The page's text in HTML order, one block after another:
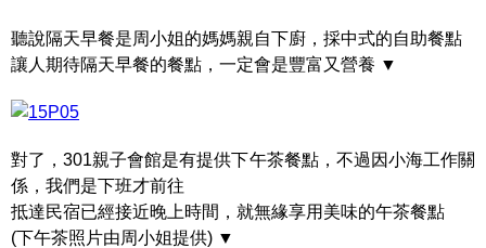
聽說隔天早餐是周小姐的媽媽親自下廚，採中式的自助餐點
讓人期待隔天早餐的餐點，一定會是豐富又營養 ▼
對了，301親子會館是有提供下午茶餐點，不過因小海工作關
係，我們是下班才前往
抵達民宿已經接近晚上時間，就無緣享用美味的午茶餐點
(下午茶照片由周小姐提供) ▼